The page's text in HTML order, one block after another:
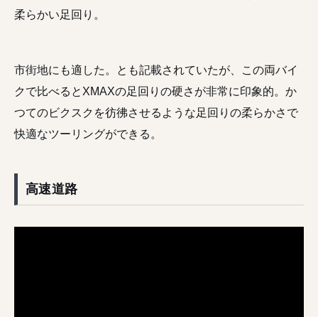
柔らかい足回り。
市街地にも適した。とも記載されていたが、この両バイ
クで比べるとXMAXの足回りの硬さが非常に印象的。か
つてのビクスクを彷彿させるような足回りの柔らかさで
快適なツーリングができる。
高速道路